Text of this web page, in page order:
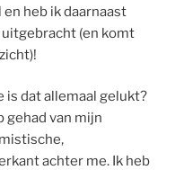
heb ik daarnaast
(en komt
is dat allemaal gelukt?
gehad van mijn
achter me. Ik heb